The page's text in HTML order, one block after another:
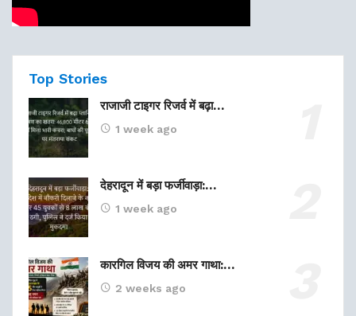
Top Stories
राजाजी टाइगर रिजर्व में बढ़ा…
1 week ago
देहरादून में बड़ा फर्जीवाड़ा:…
1 week ago
कारगिल विजय की अमर गाथा:…
2 weeks ago